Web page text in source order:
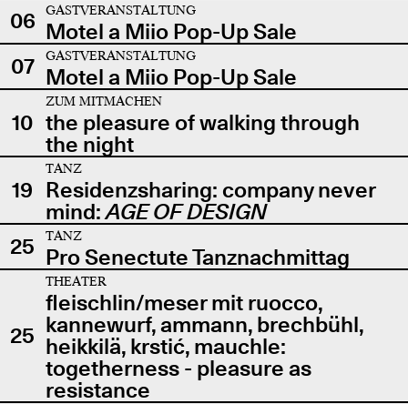
06
GASTVERANSTALTUNG
Motel a Miio Pop-Up Sale
07
GASTVERANSTALTUNG
Motel a Miio Pop-Up Sale
10
ZUM MITMACHEN
the pleasure of walking through
the night
19
TANZ
Residenzsharing: company never
mind:AGE OF DESIGN
25
TANZ
Pro Senectute Tanznachmittag
25
THEATER
fleischlin/meser mit ruocco,
kannewurf, ammann, brechbühl,
heikkilä, krstić, mauchle:
togetherness - pleasure as
resistance